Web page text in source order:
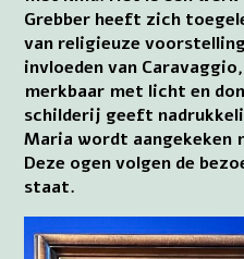
Grebber heeft zich
van religieuze
invloeden van
merkbaar met licht en
schilderij geeft
Maria wordt aangekeken
Deze ogen volgen de
staat.